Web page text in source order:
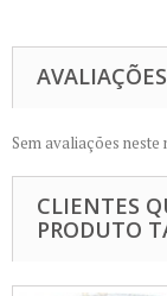
AVALIAÇÕES
Sem avaliações neste
CLIENTES
PRODUTO